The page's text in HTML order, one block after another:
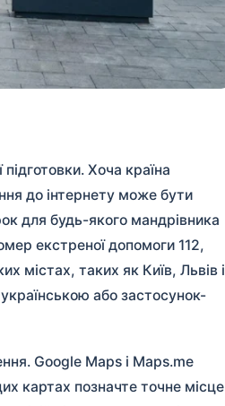
Хоча країна
до інтернету може бути
для будь-якого мандрівника
екстреної допомоги 112,
містах, таких як Київ, Львів і
або застосунок-
Google Maps і Maps.me
картах позначте точне місце